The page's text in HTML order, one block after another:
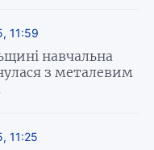
11:59
навчальна
з металевим
11:25